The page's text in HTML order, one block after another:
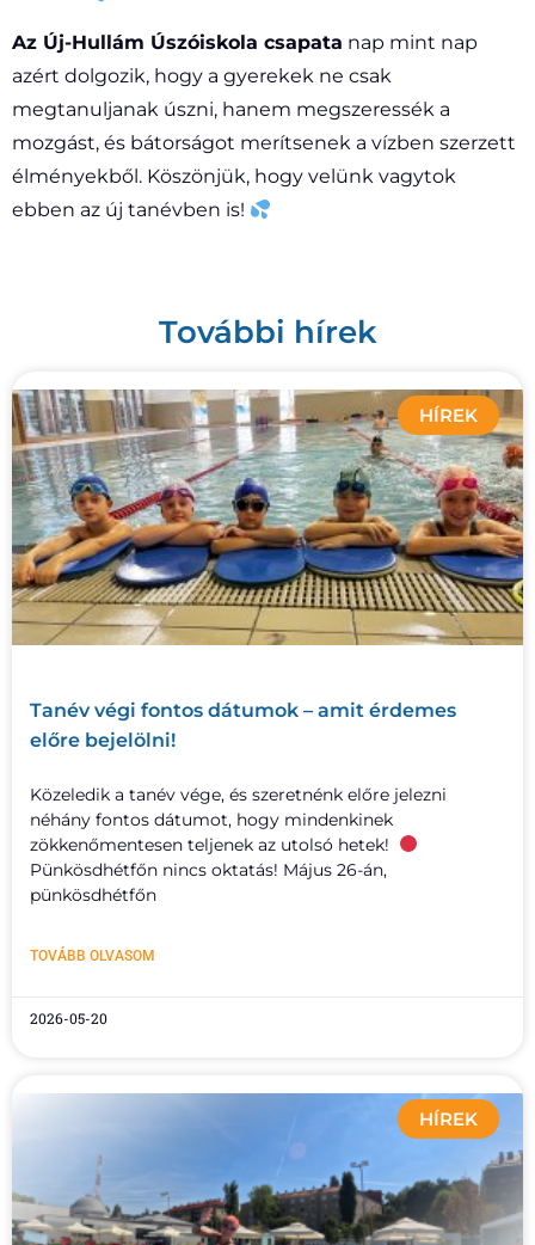
Az Új-Hullám Úszóiskola csapata nap mint nap
azért dolgozik, hogy a gyerekek ne csak
megtanuljanak úszni, hanem megszeressék a
mozgást, és bátorságot merítsenek a vízben szerzett
élményekből. Köszönjük, hogy velünk vagytok
ebben az új tanévben is!
További hírek
HÍREK
Tanév végi fontos dátumok – amit érdemes
előre bejelölni!
Közeledik a tanév vége, és szeretnénk előre jelezni
néhány fontos dátumot, hogy mindenkinek
zökkenőmentesen teljenek az utolsó hetek!
Pünkösdhétfőn nincs oktatás! Május 26-án,
pünkösdhétfőn
TOVÁBB OLVASOM
2026-05-20
HÍREK